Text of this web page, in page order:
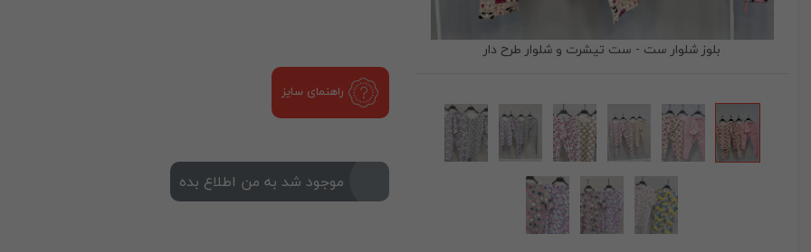
بلوز شلوار ست - ست تیشرت و شلوار طرح دار
راهنمای سایز
موجود شد به من اطلاع بده